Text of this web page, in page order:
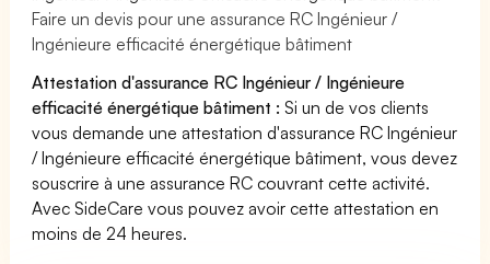
Faire un devis pour une assurance RC Ingénieur /
Ingénieure efficacité énergétique bâtiment
Attestation d'assurance RC Ingénieur / Ingénieure
efficacité énergétique bâtiment : Si un de vos clients
vous demande une attestation d'assurance RC Ingénieur
/ Ingénieure efficacité énergétique bâtiment, vous devez
souscrire à une assurance RC couvrant cette activité.
Avec SideCare vous pouvez avoir cette attestation en
moins de 24 heures.